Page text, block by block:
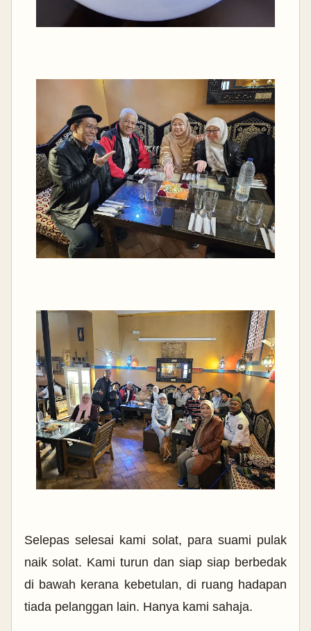
Selepas selesai kami solat, para suami pulak
naik solat. Kami turun dan siap siap berbedak
di bawah kerana kebetulan, di ruang hadapan
tiada pelanggan lain. Hanya kami sahaja.